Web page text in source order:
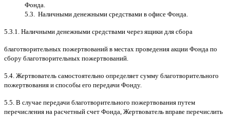
Фонда
5.3. Наличными денежными средствами в офисе Фонда
5.3.1. Наличными денежными средствами через ящики для сбора
благотворительных пожертвований в местах проведения акции Фонда по
сбору благотворительных пожертвований
5.4. Жертвователь самостоятельно определяет сумму благотворительного
пожертвования и способы его передачи Фонду.
5.5. B случае передачи благотворительного пожертвования путем
перечисления на расчетный счет Фонда Жертвователь вправе перечислить